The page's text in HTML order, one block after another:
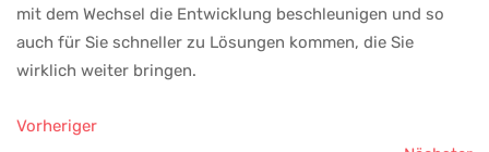
mit dem Wechsel die Entwicklung beschleunigen und so
auch für Sie schneller zu Lösungen kommen, die Sie
wirklich weiter bringen.
Vorheriger